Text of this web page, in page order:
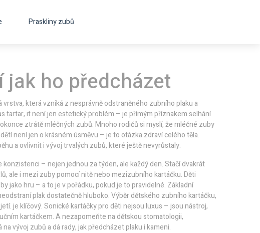
Praskliny zubů
jak ho předcházet
vrstva, která vzniká z nesprávně odstraněného zubního plaku a
tartar, itnení jen estetický problém – je přímým příznakem selhání
ztrátě mléčných zubů.Mnoho rodičů si myslí, že mléčné zuby
není jen o krásném úsměvu – je to otázka zdraví celého těla.
a ovlivnit i vývoj trvalých zubů, které ještě nevyrůstaly.
konzistenci – nejen jednou za týden, ale každý den.Stačí dvakrát
ale i mezi zuby pomocí nitě nebo mezizubního kartáčku. Děti
jako hru – a to je v pořádku, pokud je to pravidelné. Základní
plak dostatečně hluboko. Výběrdětského zubního kartáčku,
.je klíčový. Sonické kartáčky pro děti nejsou luxus – jsou nástroj,
kartáčkem. A nezapomeňte na dětskou stomatologii,
vývoj zubů a dá rady, jak předcházet plaku i kameni.